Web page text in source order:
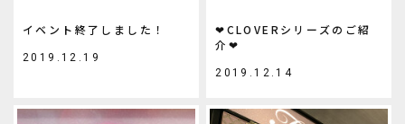
イベント終了しました！
2019.12.19
❤︎CLOVERシリーズのご紹
介❤︎
2019.12.14